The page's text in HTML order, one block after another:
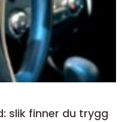
slik finner du trygg